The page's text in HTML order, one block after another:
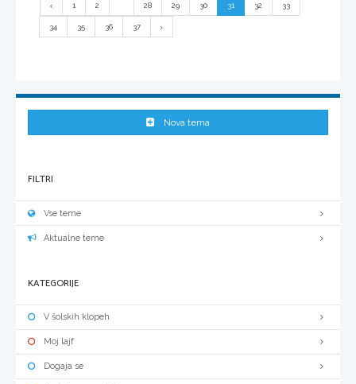
1 2 28 29 30 31 32 33
34 35 36 37
Nova tema
FILTRI
Vse teme
Aktualne teme
KATEGORIJE
V šolskih klopeh
Moj lajf
Dogaja se